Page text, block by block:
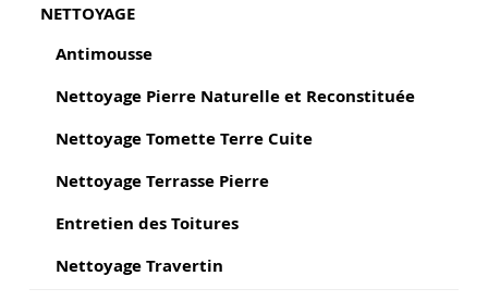
NETTOYAGE
Antimousse
Nettoyage Pierre Naturelle et Reconstituée
Nettoyage Tomette Terre Cuite
Nettoyage Terrasse Pierre
Entretien des Toitures
Nettoyage Travertin